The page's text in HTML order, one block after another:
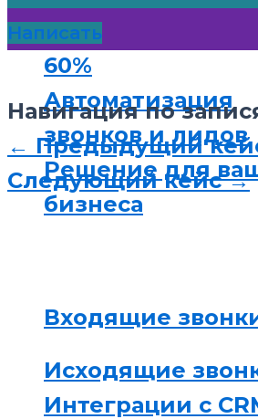
Как сократить
60%
Автоматизация
звонков и лидов
Решение для
бизнеса
Входящие
Исходящие
Интеграции с
Написать
Навигация по
← Предыдущий
Следующий кейс →